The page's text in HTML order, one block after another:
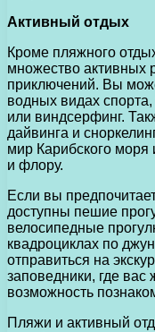
Активный отдых
Кроме пляжного
множество активных
приключений. Вы
водных видах спорта,
или виндсерфинг.
дайвинга и
мир Карибского моря
и флору.
Если вы
доступны пешие
велосипедные
квадроциклах по
отправиться на
заповедники, где вас
возможность
Пляжи и активный